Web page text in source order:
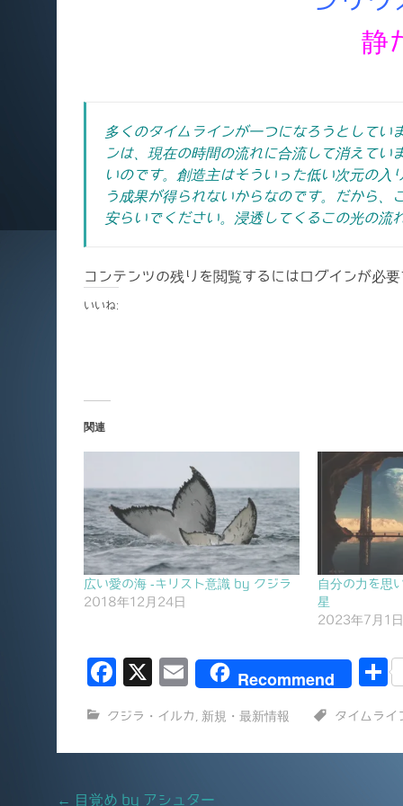
静
多くのタイムラインが一つになろうとしてい
ンは、現在の時間の流れに合流して消えて
いのです。創造主はそういった低い次元の入
う成果が得られないからなのです。だから
安らいでください。浸透してくるこの光の流
コンテンツの残りを閲覧するにはログインが必
いいね:
関連
広い愛の海 -キリスト意識 by クジラ
2018年12月24日
自分の力を思
星
2023年7月1
F
c
e
b
X
E
ai
l
Recommend
クジラ・イルカ 新規・最新情報 タイムライ
← 目覚め by アシュター